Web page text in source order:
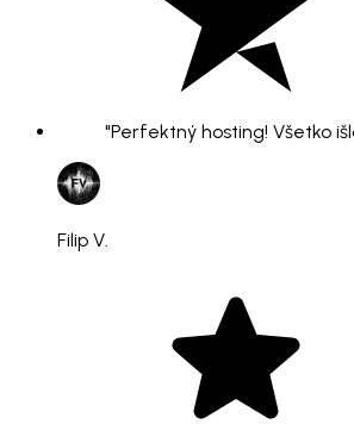
"Perfektný hosting! Všetko
Filip V.